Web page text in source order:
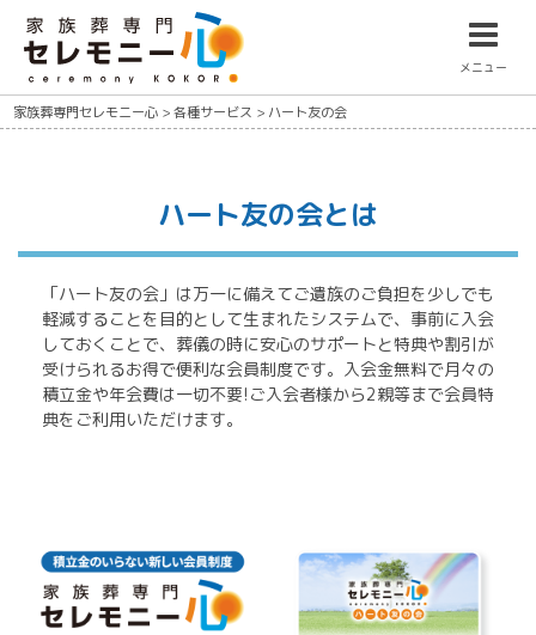
メニュー
家族葬専門セレモニー心 >各種サービス > ハート友の会
ハート友の会とは
「ハート友の会」は万一に備えてご遺族のご負担を少しでも
軽減することを目的として生まれたシステムで、 事前に入会
しておくことで、葬儀の時に安心のサポートと特典や割引が
受けられるお得で便利な会員制度です。 入会金無料で月々の
積立金や年会費は一切不要!ご入会者様から2親等まで会員特
典をご利用いただけます。